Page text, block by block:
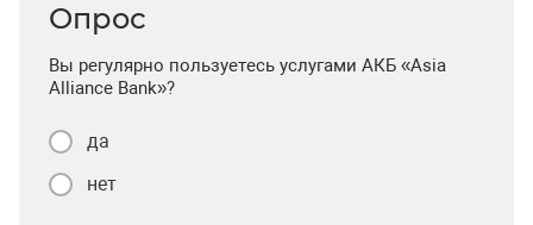
Опрос
Вы регулярно пользуетесь услугами АКБ «Asia
Alliance Bank»?
да
нет